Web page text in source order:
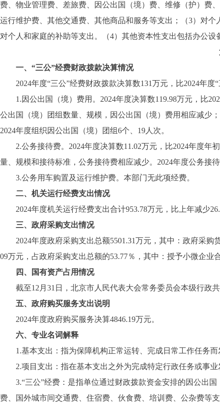
费、物业管理费、差旅费、因公出国（境）费、维修（护）费
运行维护费、其他交通费、其他商品和服务等支出；（3）对
对个人和家庭的补助等支出。（4）其他资本性支出包括办公设
一、“三公”经费财政拨款决算情况
2024年度“三公”经费财政拨款决算数131万元，比2024年度
1.因公出国（境）费用。2024年度决算数119.98万元，比
公出国（境）团组数量、规模，因公出国（境）费用相应减少
2024年度组织因公出国（境）团组6个、19人次。
2.公务接待费。2024年度决算数11.02万元，比2024年度
量、规模和接待标准，公务接待费相应减少。2024年度公务接
3.公务用车购置及运行维护费。本部门无此项经费。
二、机关运行经费支出情况
2024年度机关运行经费支出合计953.78万元，比上年减少
三、政府采购支出情况
2024年度政府采购支出总额5501.31万元，其中：政府采购
09万元，占政府采购支出总额的53.77％，其中：授予小微企业
四、国有资产占用情况
截至12月31日，北京市人民代表大会常务委员会本级行政
五、政府购买服务支出说明
2024年度政府购买服务决算4846.19万元。
六、专业名词解释
1 .基本支出：指为保障机构正常运转、完成日常工作任务
2.项目支出：指在基本支出之外为完成特定行政任务或事
3.“三公”经费：是指单位通过财政拨款资金安排的因公出
费、国外城市间交通费、住宿费、伙食费、培训费、公杂费等